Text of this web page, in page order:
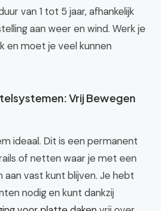
van 1 tot 5 jaar, afhankelijk
aan weer en wind. Werk je
en moet je veel kunnen
Vrij Bewegen
ideaal. Dit is een permanent
of netten waar je met een
aan vast kunt blijven. Je hebt
nodig en kunt dankzij